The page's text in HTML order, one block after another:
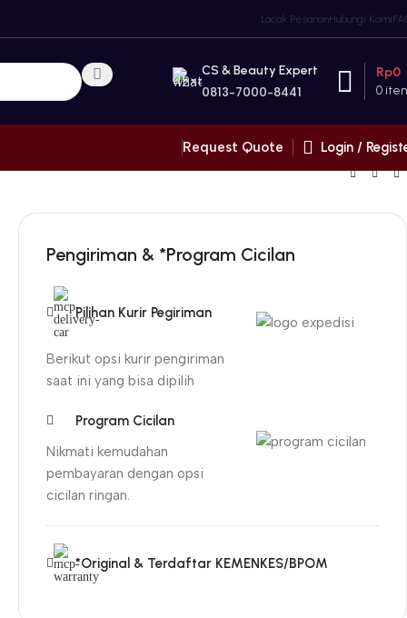
Lacak PesananHubungi Kami
CS & Beauty Expert
0813-7000-8441 0
Rp0
Request Quote
Login /
Pengiriman & *Program Cicilan
Pilihan Kurir Pegiriman
Berikut opsi kurir pengiriman
saat ini yang bisa dipilih
Program Cicilan
Nikmati kemudahan
pembayaran dengan opsi
cicilan ringan.
*Original & Terdaftar KEMENKES/BPOM